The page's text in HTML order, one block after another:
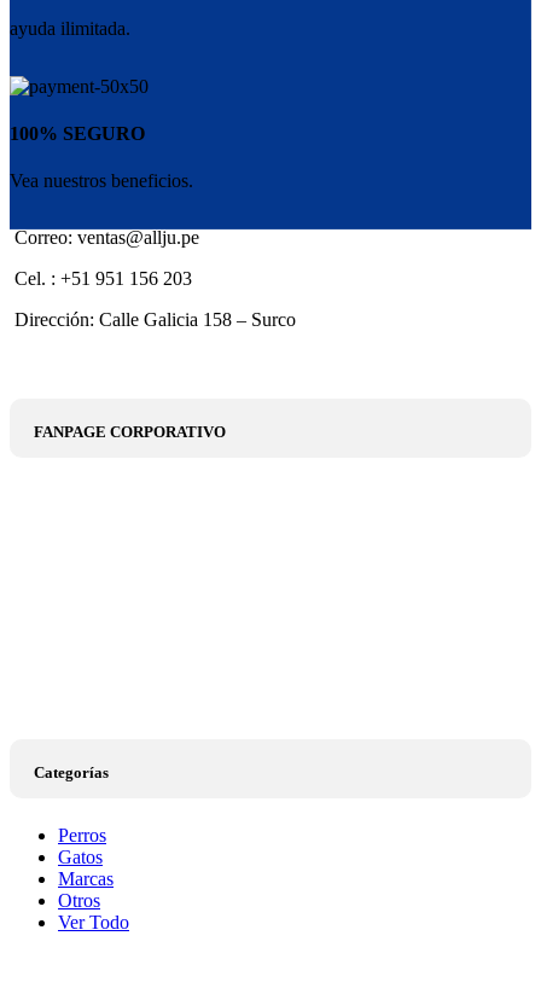
ayuda ilimitada.
100% SEGURO
Vea nuestros beneficios.
Correo: ventas@allju.pe
Cel. : +51 951 156 203
Dirección: Calle Galicia 158 – Surco
FANPAGE CORPORATIVO
Categorías
Perros
Gatos
Marcas
Otros
Ver Todo